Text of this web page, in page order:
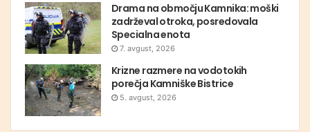
Drama na območju Kamnika: moški
zadrževal otroka, posredovala
Specialna enota
7. avgust, 2026
Krizne razmere na vodotokih
porečja Kamniške Bistrice
5. avgust, 2026